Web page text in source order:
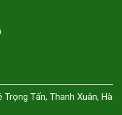
Tấn, Thanh Xuân, Hà